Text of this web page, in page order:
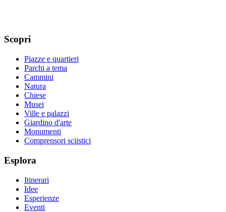
Scopri
Piazze e quartieri
Parchi a tema
Cammini
Natura
Chiese
Musei
Ville e palazzi
Giardino d'arte
Monumenti
Comprensori sciistici
Esplora
Itinerari
Idee
Esperienze
Eventi